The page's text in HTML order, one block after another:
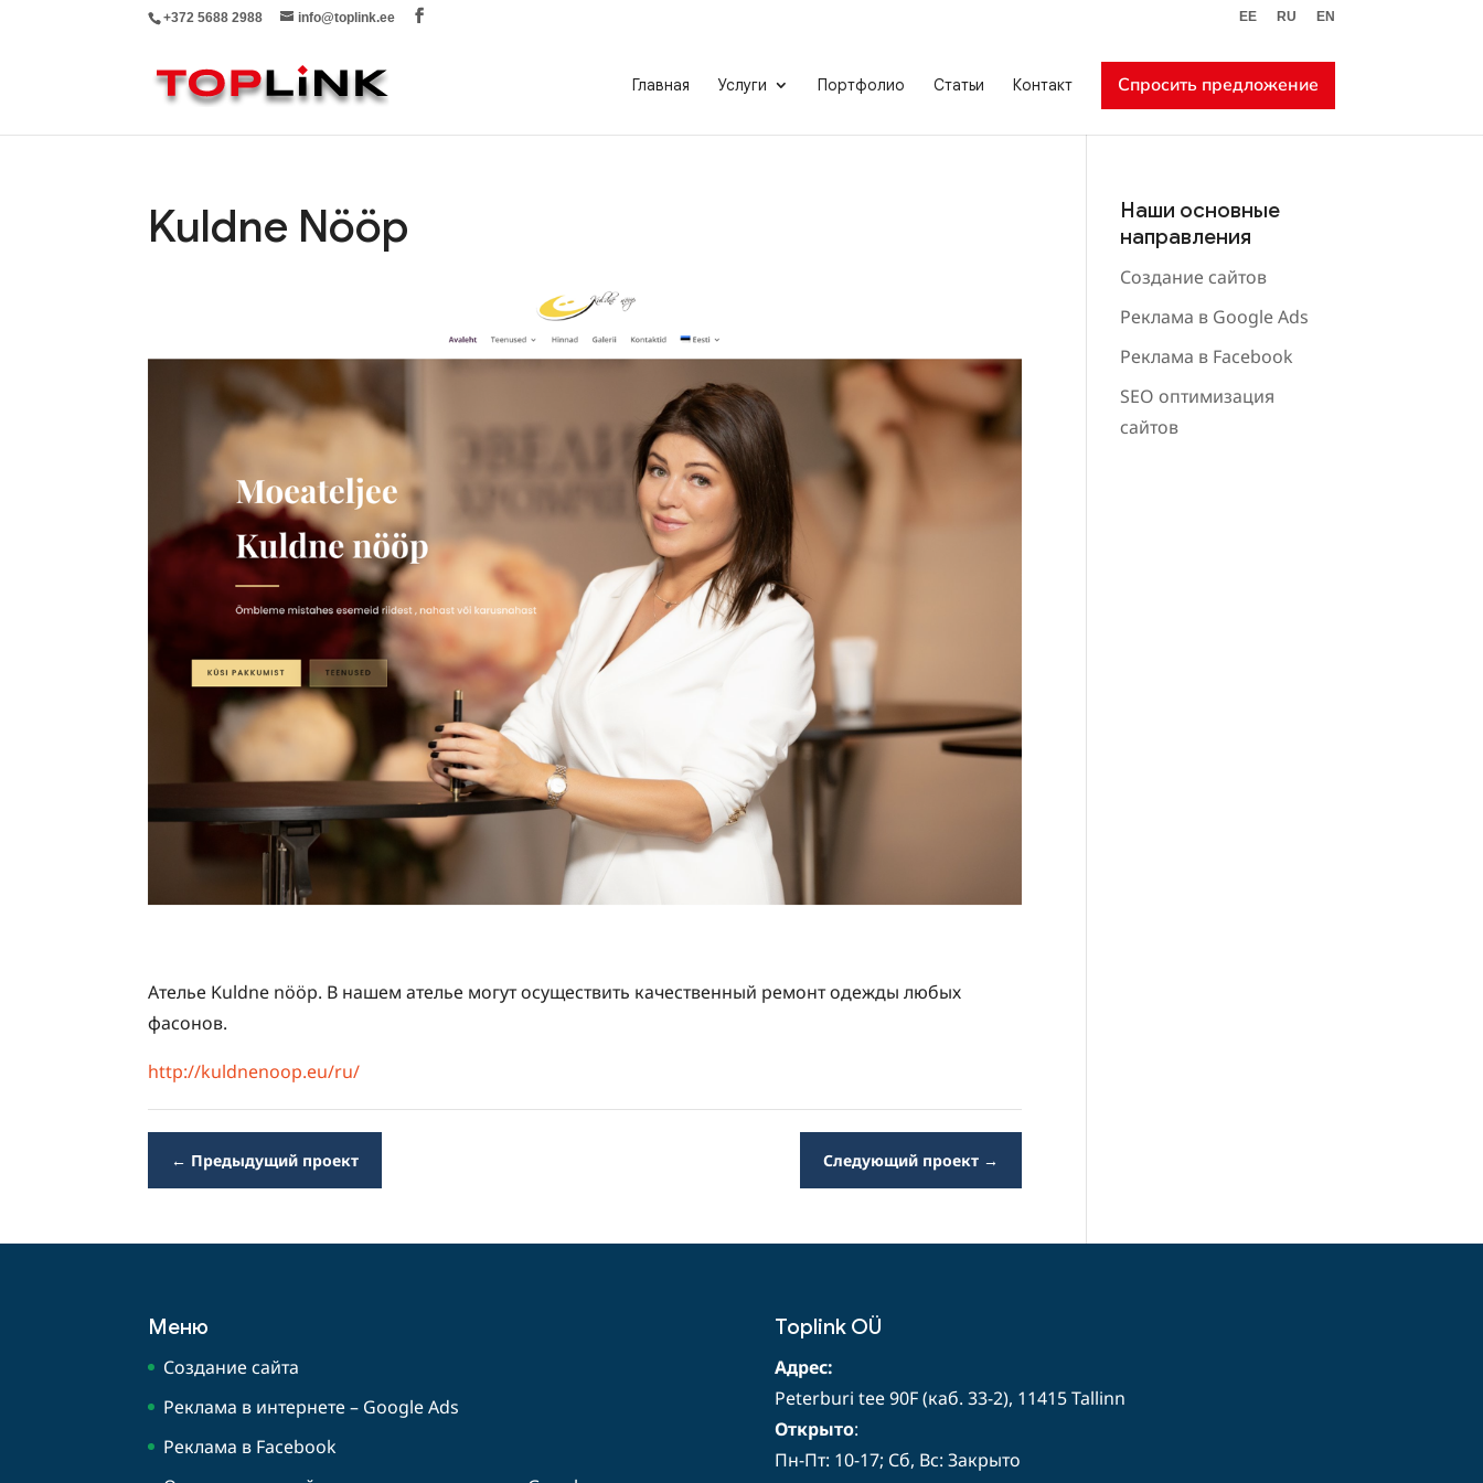
+372 5688 2988 info@toplink.ee EE RU EN
Главная Услуги Портфолио Статьи Контакт Спросить предложение
Kuldne Nööp
Ателье Kuldne nööp. В нашем ателье могут осуществить качественный ремонт одежды любых
фасонов.
http://kuldnenoop.eu/ru/
← Предыдущий проект Следующий проект →
Наши основные
направления
Создание сайтов
Реклама в Google Ads
Реклама в Facebook
SEO оптимизация
сайтов
Меню
Создание сайта
Реклама в интернете – Google Ads
Реклама в Facebook
Toplink OÜ
Адрес:
Peterburi tee 90F (каб. 33-2), 11415 Tallinn
Открыто:
Пн-Пт: 10-17; Сб, Вс: Закрыто